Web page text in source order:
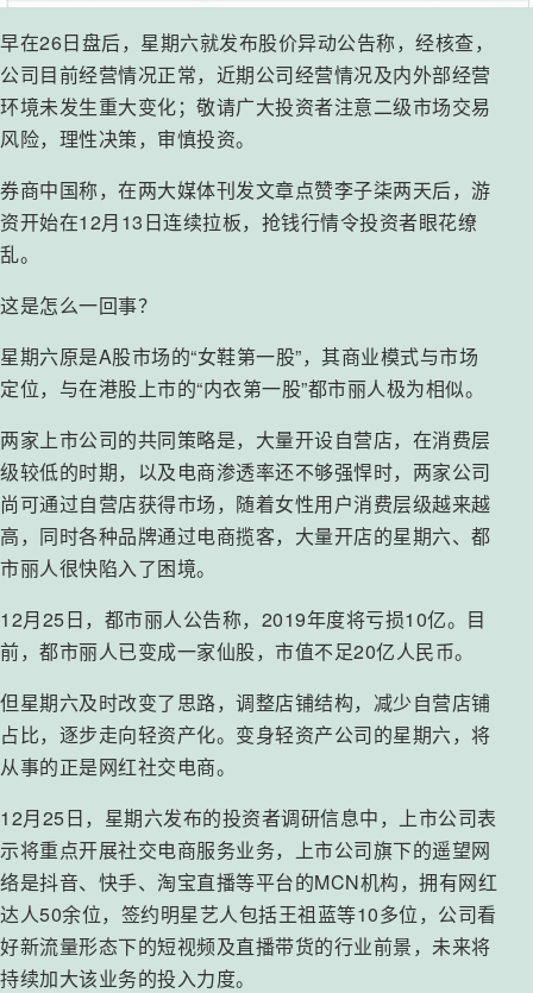
早在26日盘后，星期六就发布股价异动公告称，经核查，
公司目前经营情况正常，近期公司经营情况及内外部经营
环境未发生重大变化；敬请广大投资者注意二级市场交易
风险，理性决策，审慎投资。
券商中国称，在两大媒体刊发文章点赞李子柒两天后，游
资开始在12月13日连续拉板，抢钱行情令投资者眼花缭
乱。
这是怎么一回事？
星期六原是A股市场的“女鞋第一股”，其商业模式与市场
定位，与在港股上市的“内衣第一股”都市丽人极为相似。
两家上市公司的共同策略是，大量开设自营店，在消费层
级较低的时期，以及电商渗透率还不够强悍时，两家公司
尚可通过自营店获得市场，随着女性用户消费层级越来越
高，同时各种品牌通过电商揽客，大量开店的星期六、都
市丽人很快陷入了困境。
12月25日，都市丽人公告称，2019年度将亏损10亿。目
前，都市丽人已变成一家仙股，市值不足20亿人民币。
但星期六及时改变了思路，调整店铺结构，减少自营店铺
占比，逐步走向轻资产化。变身轻资产公司的星期六，将
从事的正是网红社交电商。
12月25日，星期六发布的投资者调研信息中，上市公司表
示将重点开展社交电商服务业务，上市公司旗下的遥望网
络是抖音、快手、淘宝直播等平台的MCN机构，拥有网红
达人50余位，签约明星艺人包括王祖蓝等10多位，公司看
好新流量形态下的短视频及直播带货的行业前景，未来将
持续加大该业务的投入力度。